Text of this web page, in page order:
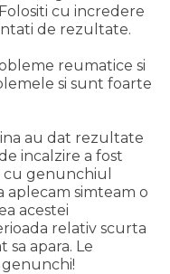
cu incredere
de rezultate.
reumatice si
si sunt foarte
au dat rezultate
incalzire a fost
genunchiul
aplecam simteam o
acestei
relativ scurta
apara. Le